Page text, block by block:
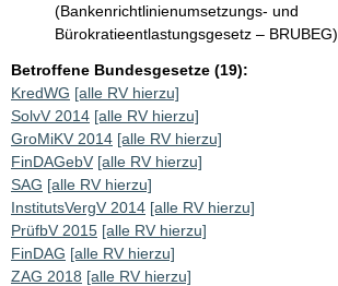
(Bankenrichtlinienumsetzungs- und
Bürokratieentlastungsgesetz – BRUBEG)
Betroffene Bundesgesetze (19):
KredWG [alle RV hierzu]
SolvV 2014 [alle RV hierzu]
GroMiKV 2014 [alle RV hierzu]
FinDAGebV [alle RV hierzu]
SAG [alle RV hierzu]
InstitutsVergV 2014 [alle RV hierzu]
PrüfbV 2015 [alle RV hierzu]
FinDAG [alle RV hierzu]
ZAG 2018 [alle RV hierzu]